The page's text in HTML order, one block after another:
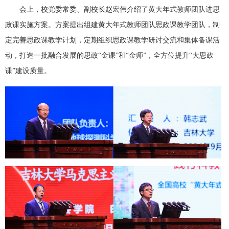
会上，校党委常委、副校长赵宏伟介绍了黄大年式教师团队进思
政课实施方案。方案提出组建黄大年式教师团队思政课教学团队，制
定完善思政课教学计划，定期组织思政课教学研讨交流和集体备课活
动，打造一批融合发展的思政“金课”和“金师”，全方位提升“大思政
课”建设质量。